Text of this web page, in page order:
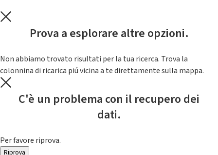
Prova a esplorare altre opzioni.
Non abbiamo trovato risultati per la tua ricerca. Trova la
colonnina di ricarica piú vicina a te direttamente sulla mappa.
C'è un problema con il recupero dei
dati.
Per favore riprova.
Riprova